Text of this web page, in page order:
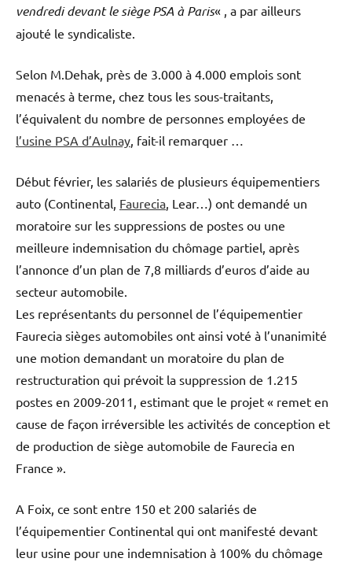
vendredi devant le siège PSA à Paris« , a par ailleurs
ajouté le syndicaliste.
Selon M.Dehak, près de 3.000 à 4.000 emplois sont
menacés à terme, chez tous les sous-traitants,
l’équivalent du nombre de personnes employées de
l’usine PSA d’Aulnay, fait-il remarquer …
Début février, les salariés de plusieurs équipementiers
auto (Continental, Faurecia, Lear…) ont demandé un
moratoire sur les suppressions de postes ou une
meilleure indemnisation du chômage partiel, après
l’annonce d’un plan de 7,8 milliards d’euros d’aide au
secteur automobile.
Les représentants du personnel de l’équipementier
Faurecia sièges automobiles ont ainsi voté à l’unanimité
une motion demandant un moratoire du plan de
restructuration qui prévoit la suppression de 1.215
postes en 2009-2011, estimant que le projet « remet en
cause de façon irréversible les activités de conception et
de production de siège automobile de Faurecia en
France ».
A Foix, ce sont entre 150 et 200 salariés de
l’équipementier Continental qui ont manifesté devant
leur usine pour une indemnisation à 100% du chômage